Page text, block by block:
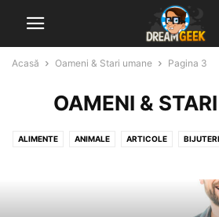
Acasă Oameni & Stari umane Pagina 3
OAMENI &
ALIMENTE ANIMALE ARTICOLE
OBIECTE